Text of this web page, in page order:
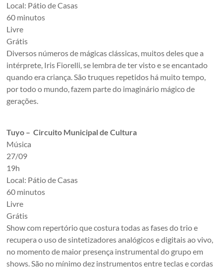
Local: Pátio de Casas
60 minutos
Livre
Grátis
Diversos números de mágicas clássicas, muitos deles que a
intérprete, Iris Fiorelli, se lembra de ter visto e se encantado
quando era criança. São truques repetidos há muito tempo,
por todo o mundo, fazem parte do imaginário mágico de
gerações.
Tuyo – Circuito Municipal de Cultura
Música
27/09
19h
Local: Pátio de Casas
60 minutos
Livre
Grátis
Show com repertório que costura todas as fases do trio e
recupera o uso de sintetizadores analógicos e digitais ao vivo,
no momento de maior presença instrumental do grupo em
shows. São no mínimo dez instrumentos entre teclas e cordas